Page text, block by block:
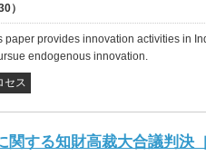
）
provides innovation activities in
endogenous innovation.
セス
する知財高裁大合議判決